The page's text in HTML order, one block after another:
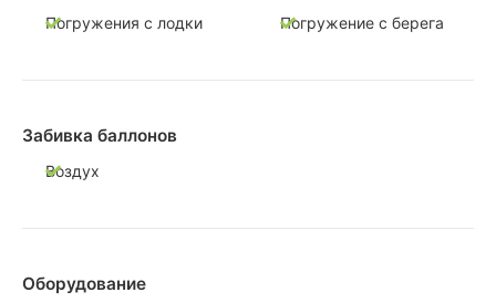
Погружения с лодки Погружение с берега
Забивка баллонов
Воздух
Оборудование